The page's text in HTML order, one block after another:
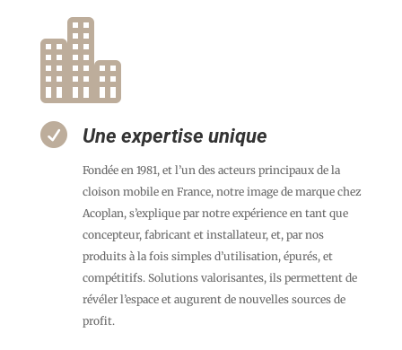

 Une expertise unique
Fondée en 1981, et l’un des acteurs principaux de la
cloison mobile en France, notre image de marque chez
Acoplan, s’explique par notre expérience en tant que
concepteur, fabricant et installateur, et, par nos
produits à la fois simples d’utilisation, épurés, et
compétitifs. Solutions valorisantes, ils permettent de
révéler l’espace et augurent de nouvelles sources de
profit.